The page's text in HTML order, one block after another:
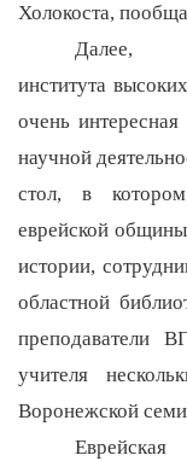
Холокоста,
Далее, в
института
очень
научной
стол, в
еврейской
истории,
областной
преподаватели
учителя
Воронежской